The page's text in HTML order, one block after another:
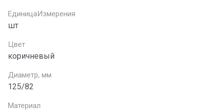
ЕдиницаИзмерения
шт
Цвет
коричневый
Диаметр, мм
125/82
Материал